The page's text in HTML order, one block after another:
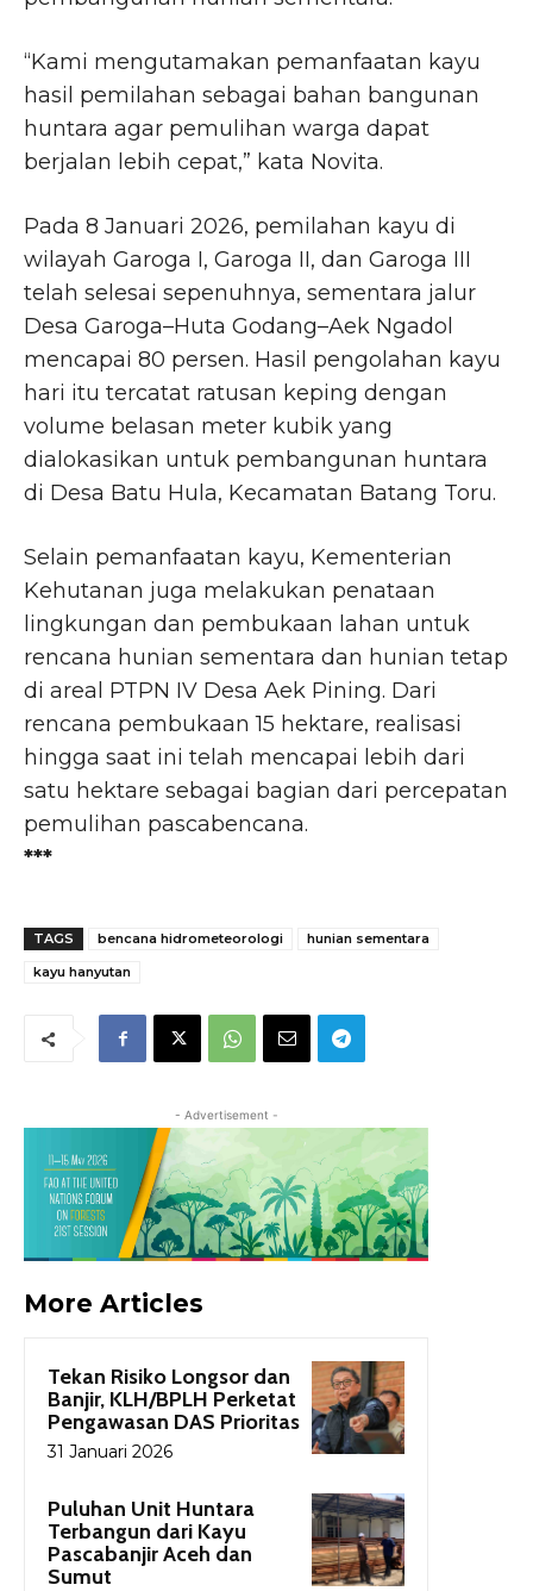
“Kami mengutamakan pemanfaatan kayu
hasil pemilahan sebagai bahan bangunan
huntara agar pemulihan warga dapat
berjalan lebih cepat,” kata Novita.
Pada 8 Januari 2026, pemilahan kayu di
wilayah Garoga I, Garoga II, dan Garoga III
telah selesai sepenuhnya, sementara jalur
Desa Garoga–Huta Godang–Aek Ngadol
mencapai 80 persen. Hasil pengolahan kayu
hari itu tercatat ratusan keping dengan
volume belasan meter kubik yang
dialokasikan untuk pembangunan huntara
di Desa Batu Hula, Kecamatan Batang Toru.
Selain pemanfaatan kayu, Kementerian
Kehutanan juga melakukan penataan
lingkungan dan pembukaan lahan untuk
rencana hunian sementara dan hunian tetap
di areal PTPN IV Desa Aek Pining. Dari
rencana pembukaan 15 hektare, realisasi
hingga saat ini telah mencapai lebih dari
satu hektare sebagai bagian dari percepatan
pemulihan pascabencana.
***
TAGS bencana hidrometeorologi
hunian sementara
kayu hanyutan
- Advertisement -
More Articles
Tekan Risiko Longsor dan
Banjir, KLH/BPLH Perketat
Pengawasan DAS Prioritas
31 Januari 2026
Puluhan Unit Huntara
Terbangun dari Kayu
Pascabanjir Aceh dan
Sumut